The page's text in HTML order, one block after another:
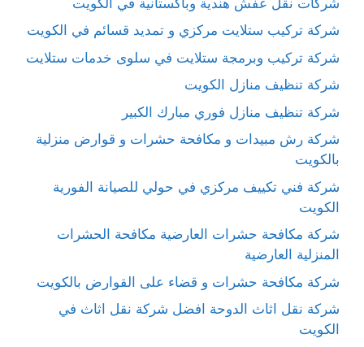
شركة تركيب ستلايت مركزي و تمديد قسائم في الكويت
شركة تركيب وبرمجة ستلايت في سلوى خدمات ستلايت
شركة تنظيف منازل الكويت
شركة تنظيف منازل فوري مبارك الكبير
شركة رش مبيدات و مكافحة حشرات و قوارض منزلية
بالكويت
شركة فني تكييف مركزي في حولي للصيانة الفورية
الكويت
شركة مكافحة حشرات العارضية مكافحة الحشرات
المنزلية العارضية
شركة مكافحة حشرات و قضاء على القوارض بالكويت
شركة نقل اثاث الدوحة افضل شركة نقل اثاث في
الكويت